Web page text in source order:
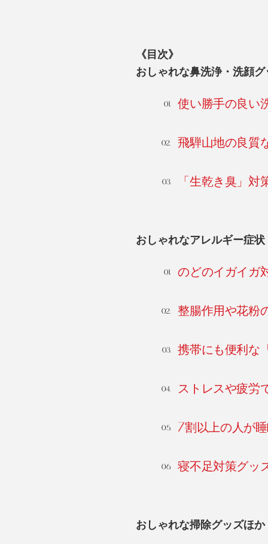
《目次》
おしゃれな鼻洗浄・洗顔グ
使い勝手の良い
飛騨山地の良質
「生乾き臭」
おしゃれなアレルギー症
のどのイガイガ
整腸作用や花粉
携帯にも便利な
ストレスや疲労
7割以上の人が
寝不足対策グッ
おしゃれな掃除グッズほか